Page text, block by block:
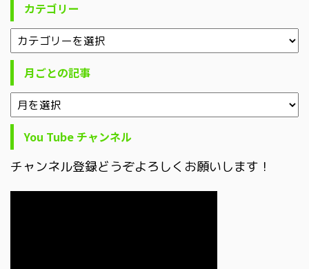
カテゴリー
月ごとの記事
You Tube チャンネル
チャンネル登録どうぞよろしくお願いします！